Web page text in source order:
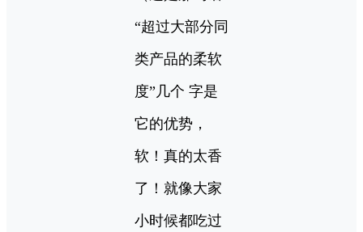
“超过大部分同
类产品的柔软
度”几个 字是
它的优势，
软！真的太香
了！就像大家
小时候都吃过